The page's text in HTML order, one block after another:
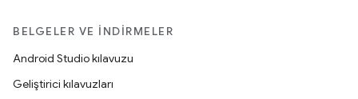
BELGELER VE İNDIRMELER
Android Studio kılavuzu
Geliştirici kılavuzları